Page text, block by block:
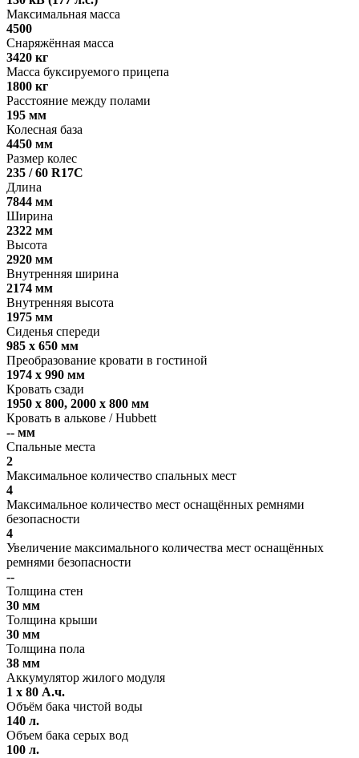
Максимальная масса
4500
Снаряжённая масса
3420 кг
Масса буксируемого прицепа
1800 кг
Расстояние между полами
195 мм
Колесная база
4450 мм
Размер колес
235 / 60 R17C
Длина
7844 мм
Ширина
2322 мм
Высота
2920 мм
Внутренняя ширина
2174 мм
Внутренняя высота
1975 мм
Сиденья спереди
985 x 650 мм
Преобразование кровати в гостиной
1974 x 990 мм
Кровать сзади
1950 x 800, 2000 x 800 мм
Кровать в алькове / Hubbett
-- мм
Спальные места
2
Максимальное количество спальных мест
4
Максимальное количество мест оснащённых ремнями
безопасности
4
Увеличение максимального количества мест оснащённых
ремнями безопасности
--
Толщина стен
30 мм
Толщина крыши
30 мм
Толщина пола
38 мм
Аккумулятор жилого модуля
1 х 80 А.ч.
Объём бака чистой воды
140 л.
Объем бака серых вод
100 л.